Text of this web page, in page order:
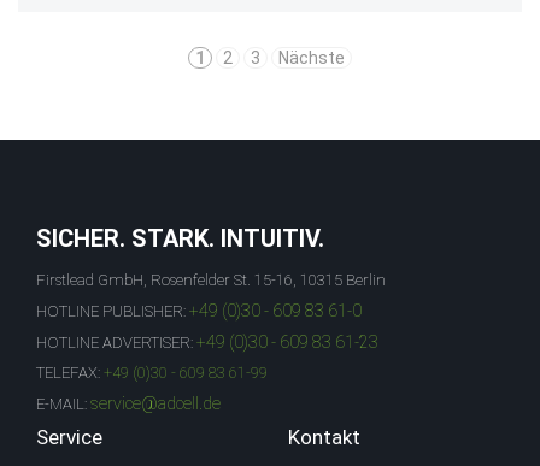
1 2 3 Nächste
SICHER. STARK. INTUITIV.
Firstlead GmbH, Rosenfelder St. 15-16, 10315 Berlin
HOTLINE PUBLISHER: +49 (0)30 - 609 83 61-0
HOTLINE ADVERTISER: +49 (0)30 - 609 83 61-23
TELEFAX: +49 (0)30 - 609 83 61-99
E-MAIL: service@adcell.de
Service Kontakt